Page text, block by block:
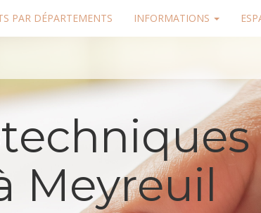
PAR DÉPARTEMENTS INFORMATIONS
Meyreuil